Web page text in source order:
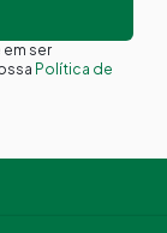
ser
Política de